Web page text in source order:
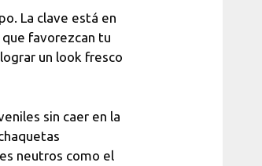
La clave está en
favorezcan tu
un look fresco
sin caer en la
neutros como el